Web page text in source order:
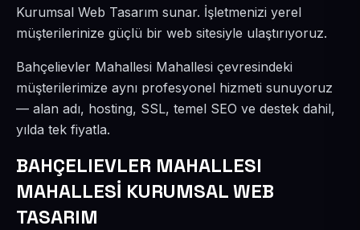
Kurumsal Web Tasarım sunar. İşletmenizi yerel
müşterilerinize güçlü bir web sitesiyle ulaştırıyoruz.
Bahçelievler Mahallesi Mahallesi çevresindeki
müşterilerimize aynı profesyonel hizmeti sunuyoruz
— alan adı, hosting, SSL, temel SEO ve destek dahil,
yılda tek fiyatla.
BAHÇELIEVLER MAHALLESI
MAHALLESİ KURUMSAL WEB
TASARIM